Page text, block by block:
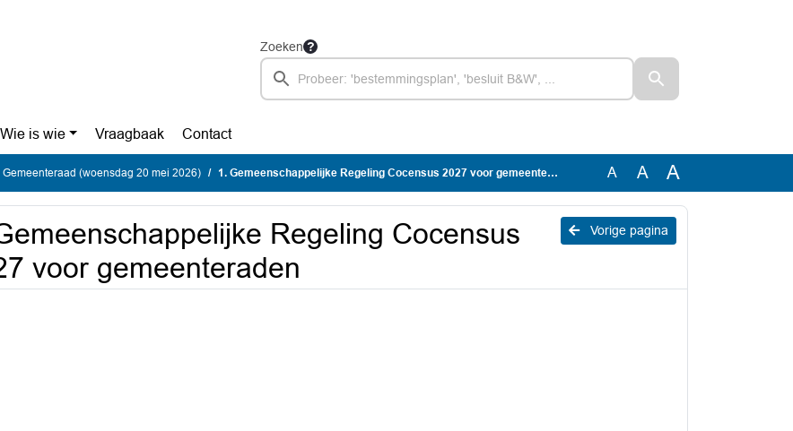
Zoeken
Wie is wie Vraagbaak Contact
(woensdag 20 mei 2026) 1. Gemeenschappelijke Regeling Cocensus 2027 voor gemeenteraden A A A
Vorige pagina
Regeling Cocensus
voor gemeenteraden